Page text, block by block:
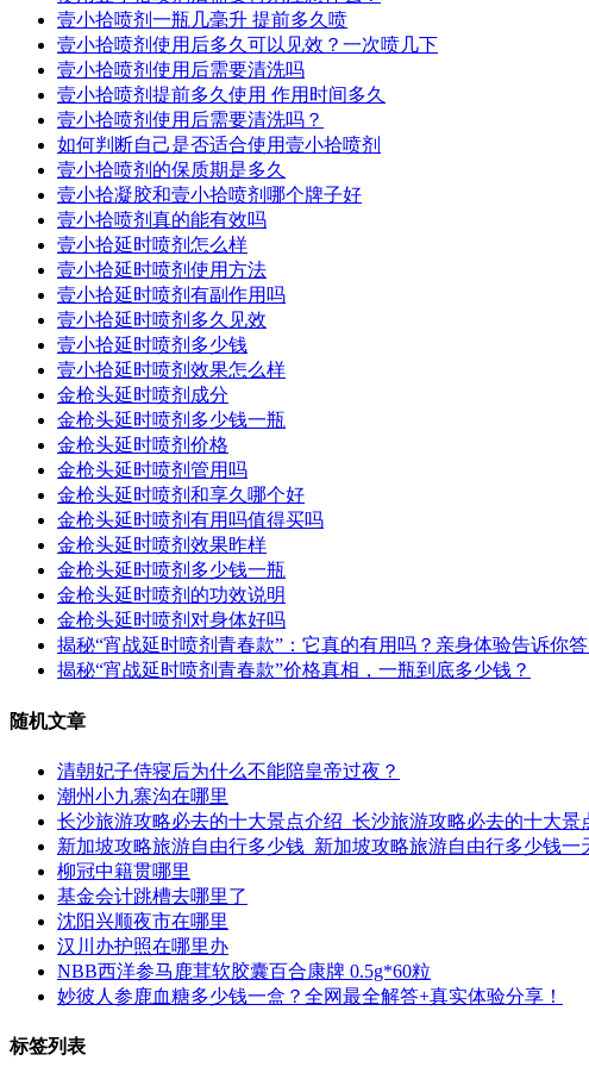
壹小拾喷剂一瓶几毫升 提前多久喷
壹小拾喷剂使用后多久可以见效？一次喷几下
壹小拾喷剂使用后需要清洗吗
壹小拾喷剂提前多久使用 作用时间多久
壹小拾喷剂使用后需要清洗吗？
如何判断自己是否适合使用壹小拾喷剂
壹小拾喷剂的保质期是多久
壹小拾凝胶和壹小拾喷剂哪个牌子好
壹小拾喷剂真的能有效吗
壹小拾延时喷剂怎么样
壹小拾延时喷剂使用方法
壹小拾延时喷剂有副作用吗
壹小拾延时喷剂多久见效
壹小拾延时喷剂多少钱
壹小拾延时喷剂效果怎么样
金枪头延时喷剂成分
金枪头延时喷剂多少钱一瓶
金枪头延时喷剂价格
金枪头延时喷剂管用吗
金枪头延时喷剂和享久哪个好
金枪头延时喷剂有用吗值得买吗
金枪头延时喷剂效果昨样
金枪头延时喷剂多少钱一瓶
金枪头延时喷剂的功效说明
金枪头延时喷剂对身体好吗
揭秘“宵战延时喷剂青春款”：它真的有用吗？亲身体验告诉你答
揭秘“宵战延时喷剂青春款”价格真相，一瓶到底多少钱？
随机文章
清朝妃子侍寝后为什么不能陪皇帝过夜？
潮州小九寨沟在哪里
长沙旅游攻略必去的十大景点介绍_长沙旅游攻略必去的十大景
新加坡攻略旅游自由行多少钱_新加坡攻略旅游自由行多少钱一
柳冠中籍贯哪里
基金会计跳槽去哪里了
沈阳兴顺夜市在哪里
汉川办护照在哪里办
NBB西洋参马鹿茸软胶囊百合康牌 0.5g*60粒
妙彼人参鹿血糖多少钱一盒？全网最全解答+真实体验分享！‌
标签列表